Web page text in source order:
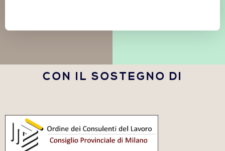
CON IL SOSTEGNO DI